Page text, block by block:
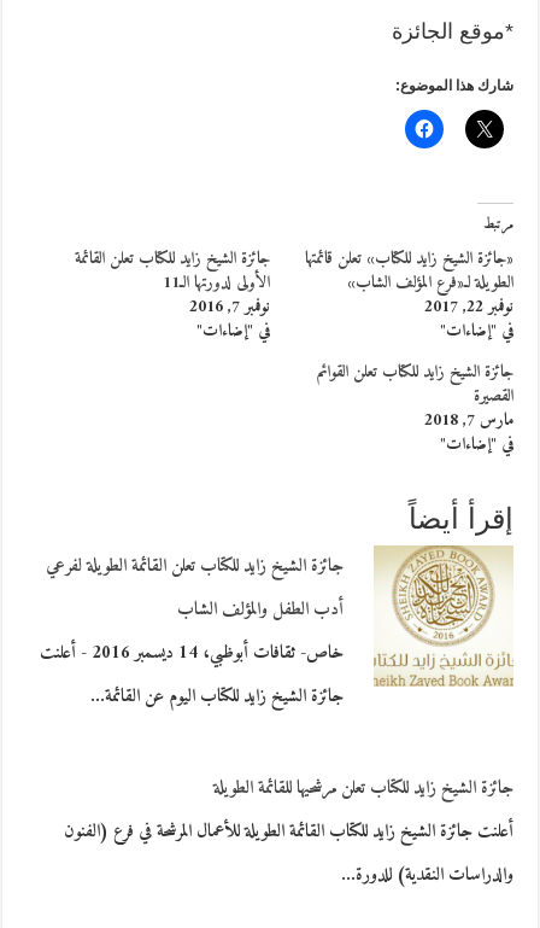
*موقع الجائزة
شارك هذا الموضوع:
مرتبط
«جائزة الشيخ زايد للكتاب» تعلن قائمتها
الطويلة لـ«فرع المؤلف الشاب»
نوفمبر 22, 2017
في "إضاءات"
جائزة الشيخ زايد للكتاب تعلن القائمة
الأولى لدورتها الـ11
نوفمبر 7, 2016
في "إضاءات"
جائزة الشيخ زايد للكتاب تعلن القوائم
القصيرة
مارس 7, 2018
في "إضاءات"
إقرأ أيضاً
جائزة الشيخ زايد للكتاب تعلن القائمة الطويلة لفرعي
أدب الطفل والمؤلف الشاب
خاص- ثقافات أبوظبي، 14 ديسمبر 2016 - أعلنت
جائزة الشيخ زايد للكتاب اليوم عن القائمة…
جائزة الشيخ زايد للكتاب تعلن مرشحيها للقائمة الطويلة
أعلنت جائزة الشيخ زايد للكتاب القائمة الطويلة للأعمال المرشحة في فرع (الفنون
والدراسات النقدية) للدورة…